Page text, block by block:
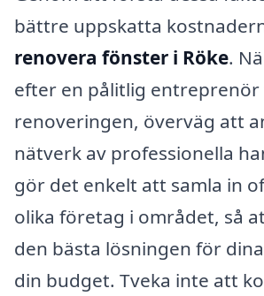
bättre uppskatta
renovera fönster i Röke.
efter en pålitlig
renoveringen, överväg att
nätverk av professionella
gör det enkelt att samla in
olika företag i området, så
den bästa lösningen för
din budget. Tveka inte att